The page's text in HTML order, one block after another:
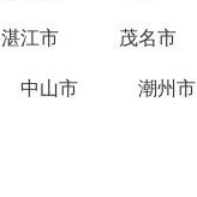
湛江市 茂名市
中山市 潮州市